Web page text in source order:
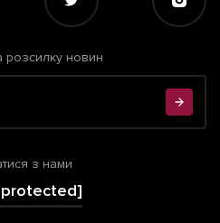
розсилку новин
з нами